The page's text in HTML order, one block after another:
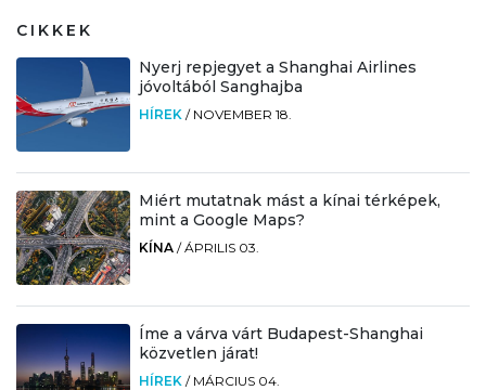
CIKKEK
Nyerj repjegyet a Shanghai Airlines
jóvoltából Sanghajba
HÍREK / NOVEMBER 18.
Miért mutatnak mást a kínai térképek,
mint a Google Maps?
KÍNA /ÁPRILIS 03.
Íme a várva várt Budapest-Shanghai
közvetlen járat!
HÍREK / MÁRCIUS 04.